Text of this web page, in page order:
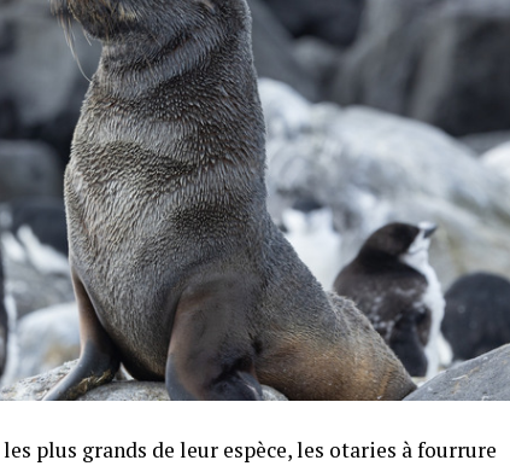
plus grands de leur espèce, les otaries à fourrure